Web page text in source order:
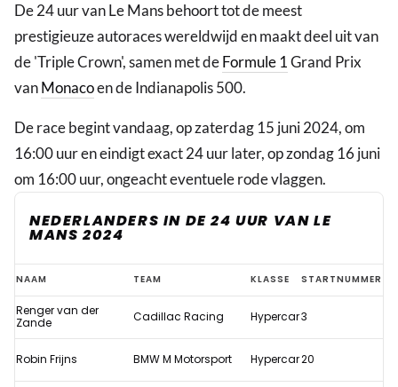
De 24 uur van Le Mans behoort tot de meest
prestigieuze autoraces wereldwijd en maakt deel uit van
de 'Triple Crown', samen met deFormule 1Grand Prix
vanMonacoen de Indianapolis 500.
De race begint vandaag, op zaterdag 15 juni 2024, om
16:00 uur en eindigt exact 24 uur later, op zondag 16 juni
om 16:00 uur, ongeacht eventuele rode vlaggen.
NEDERLANDERS IN DE 24 UUR VAN LE
MANS 2024
Hoe
laat
begint
de
NAAM TEAM KLASSE STARTNUMMER
Renger van der
Zande
Cadillac Racing Hypercar3
Robin Frijns BMW M Motorsport Hypercar20